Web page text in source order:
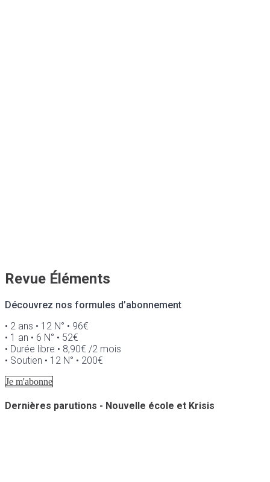
Revue Éléments
Découvrez nos formules d’abonnement
• 2 ans • 12 N° • 96€
• 1 an • 6 N° • 52€
• Durée libre • 8,90€ /2 mois
• Soutien • 12 N° • 200€
Je m'abonne
Dernières parutions - Nouvelle école et Krisis